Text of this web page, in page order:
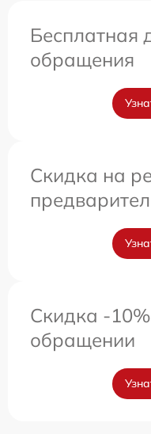
Бесплатная
обращения
Скидка на
Скидка -
обращении